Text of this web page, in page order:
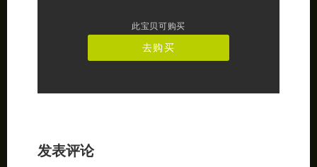
此宝贝可购买
去购买
发表评论